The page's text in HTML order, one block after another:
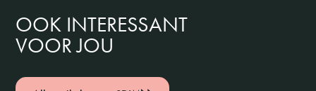
OOK INTERESSANT
VOOR JOU